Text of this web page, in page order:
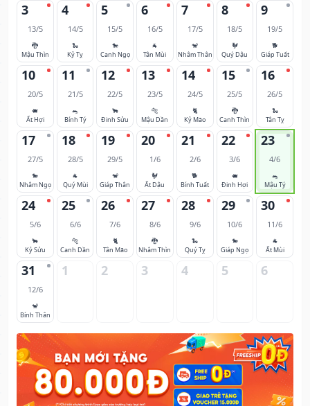
3
13/5
🐉
Mậu Thìn
4
14/5
🐍
Kỷ Tỵ
5
15/5
🐎
Canh Ngọ
6
16/5
🐐
Tân Mùi
7
17/5
🐒
Nhâm Thân
8
18/5
🐓
Quý Dậu
9
19/5
🐕
Giáp Tuất
10
20/5
🐖
Ất Hợi
11
21/5
🐀
Bính Tý
12
22/5
🐂
Đinh Sửu
13
23/5
🐅
Mậu Dần
14
24/5
🐈
Kỷ Mão
15
25/5
🐉
Canh Thìn
16
26/5
🐍
Tân Tỵ
17
27/5
🐎
Nhâm Ngọ
18
28/5
🐐
Quý Mùi
19
29/5
🐒
Giáp Thân
20
1/6
🐓
Ất Dậu
21
2/6
🐕
Bính Tuất
22
3/6
🐖
Đinh Hợi
23
4/6
🐀
Mậu Tý
24
5/6
🐂
Kỷ Sửu
25
6/6
🐅
Canh Dần
26
7/6
🐈
Tân Mão
27
8/6
🐉
Nhâm Thìn
28
9/6
🐍
Quý Tỵ
29
10/6
🐎
Giáp Ngọ
30
11/6
🐐
Ất Mùi
31
12/6
🐒
Bính Thân
1 2 3 4 5 6